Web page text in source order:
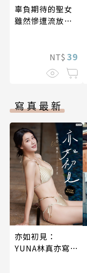
辜負期待的聖女
雖然慘遭流放，
娘。(第13話)
NT$ 39
寫真最新
亦如初見：
YUNA林真亦寫